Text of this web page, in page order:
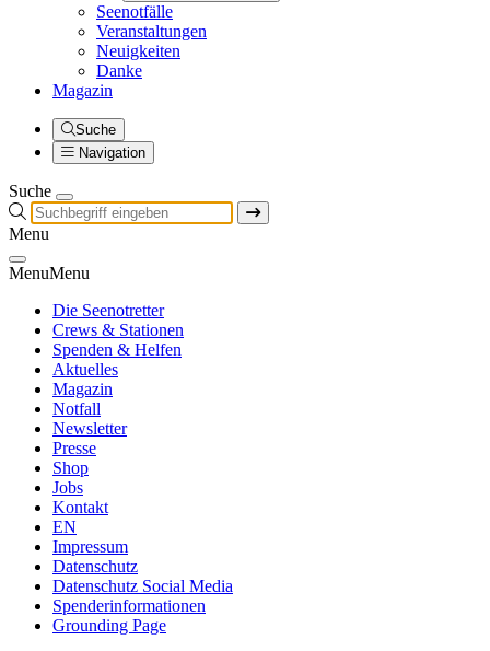
Seenotfälle
Veranstaltungen
Neuigkeiten
Danke
Magazin
Suche
Navigation
Suche
Menu
MenuMenu
Die Seenotretter
Crews & Stationen
Spenden & Helfen
Aktuelles
Magazin
Notfall
Newsletter
Presse
Shop
Jobs
Kontakt
EN
Impressum
Datenschutz
Datenschutz Social Media
Spenderinformationen
Grounding Page